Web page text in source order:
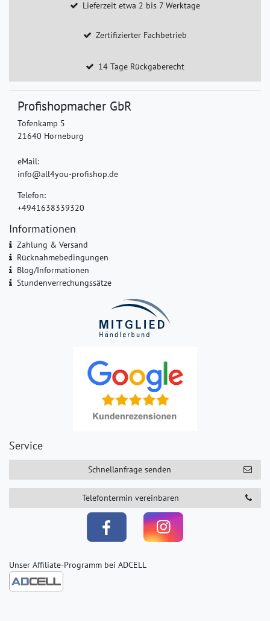
Lieferzeit etwa 2 bis 7 Werktage
Zertifizierter Fachbetrieb
14 Tage Rückgaberecht
Profishopmacher GbR
Töfenkamp 5
21640 Horneburg
eMail:
info@all4you-profishop.de
Telefon:
+4941638339320
Informationen
Zahlung & Versand
Rücknahmebedingungen
Blog/Informationen
Stundenverrechungssätze
Service
Schnellanfrage senden
Telefontermin vereinbaren
Unser Affiliate-Programm bei ADCELL